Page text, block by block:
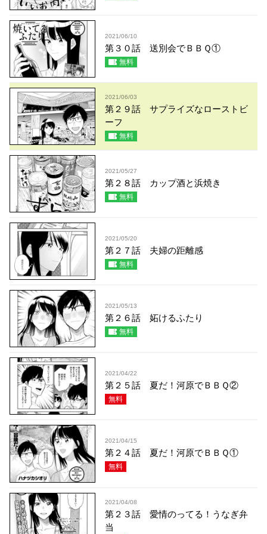
2021/06/10
第３０話 送別会でＢＢＱ①
無料
2021/06/03
第２９話 サプライズなローストビ
ーフ
無料
2021/05/27
第２８話 カップ酒と浜焼き
無料
2021/05/20
第２７話 夫婦の距離感
無料
2021/05/13
第２６話 妬けるふたり
無料
2021/04/22
第２５話 夏だ！河原でＢＢＱ②
無料
2021/04/15
第２４話 夏だ！河原でＢＢＱ①
無料
2021/04/08
第２３話 愛情のってる！うなぎ弁
当